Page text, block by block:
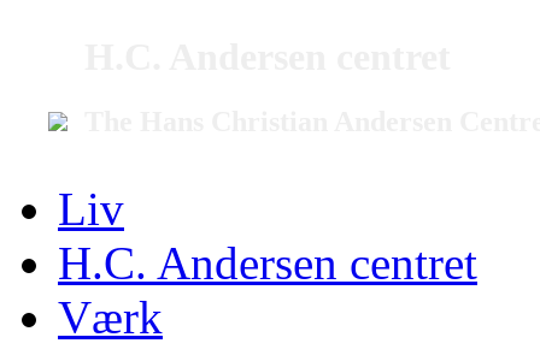
Liv
H.C. Andersen centret
Værk